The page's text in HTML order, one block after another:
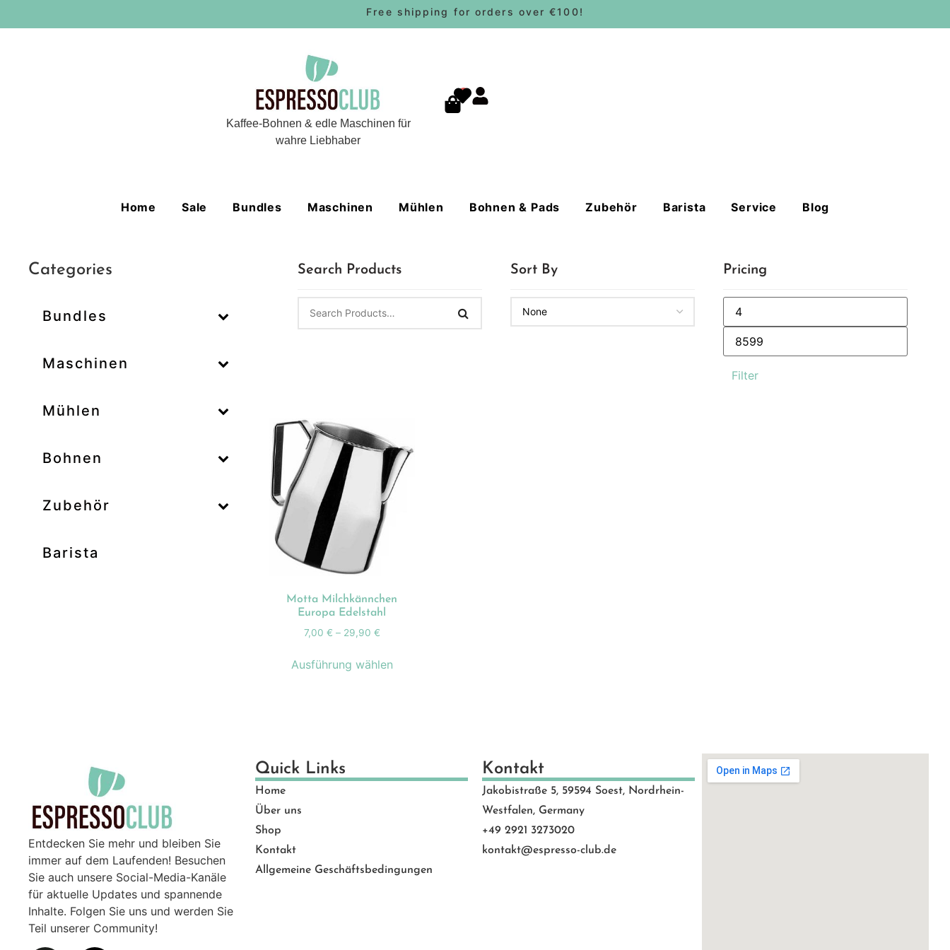
Free shipping for orders over €100!
Kaffee-Bohnen & edle Maschinen für
wahre Liebhaber
0
Home Sale Bundles Maschinen Mühlen Bohnen & Pads Zubehör Barista Service Blog
Categories
Bundles
Maschinen
–
Mühlen
–
Bohnen
–
Zubehör
Barista
Search Products Sort By Pricing
Filter
Zum Verkauf (32)
Produkt-Kategorien
Unkategorisiert
Abonnements(0)
(1)
Bohnen(23)
Bundles
Geschenkideen
Gutscheine(8)
Service(0)
Zubehör
Motta Milchkännchen
Europa Edelstahl
7,00 € – 29,90 €
Ausführung wählen
Entdecken Sie mehr und bleiben Sie
immer auf dem Laufenden! Besuchen
Sie auch unsere Social-Media-Kanäle
für aktuelle Updates und spannende
Inhalte. Folgen Sie uns und werden Sie
Teil unserer Community!
Quick Links
Home
Über uns
Shop
Kontakt
Allgemeine Geschäftsbedingungen
Kontakt
Jakobistraße 5, 59594 Soest, Nordrhein-
Westfalen, Germany
+49 2921 3273020
kontakt@espresso-club.de